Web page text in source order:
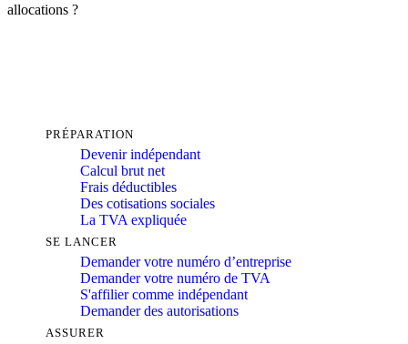
allocations ?
PRÉPARATION
Devenir indépendant
Calcul brut net
Frais déductibles
Des cotisations sociales
La TVA expliquée
SE LANCER
Demander votre numéro d’entreprise
Demander votre numéro de TVA
S'affilier comme indépendant
Demander des autorisations
ASSURER